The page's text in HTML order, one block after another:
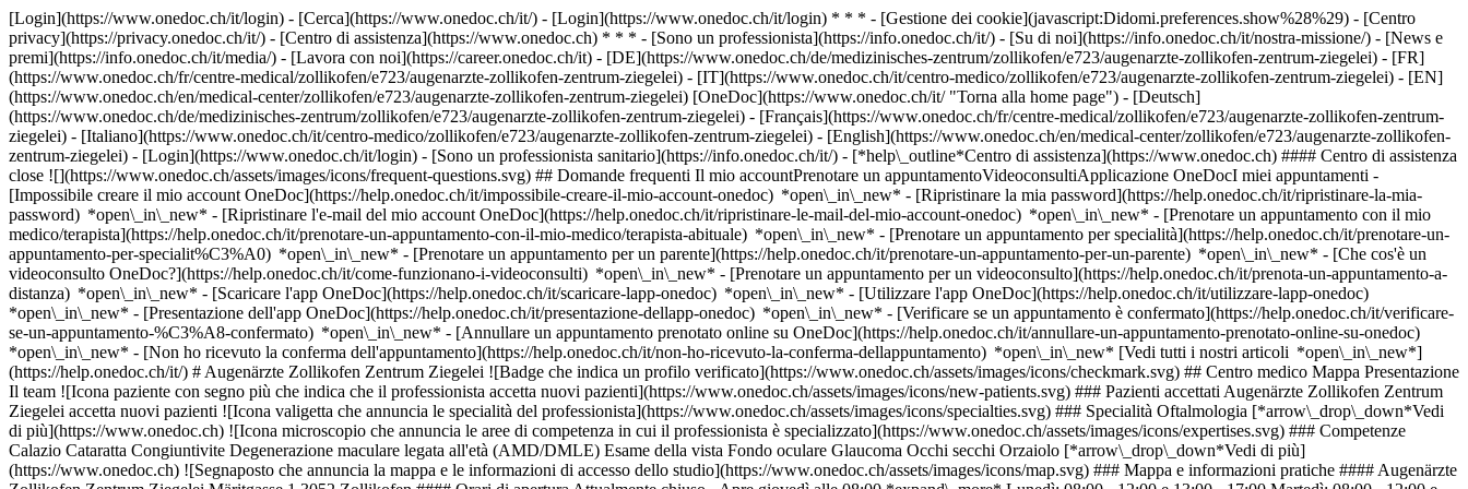
[Login](https://www.onedoc.ch/it/login) - [Cerca](https://www.onedoc.ch/it/) - [Login](https://www.onedoc.ch/it/login) * * * - [Gestione dei cookie](javascript:Didomi.preferences.show%28%29) - [Centro
privacy](https://privacy.onedoc.ch/it/) - [Centro di assistenza](https://www.onedoc.ch) * * * - [Sono un professionista](https://info.onedoc.ch/it/) - [Su di noi](https://info.onedoc.ch/it/nostra-missione/) - [News e
premi](https://info.onedoc.ch/it/media/) - [Lavora con noi](https://career.onedoc.ch/it) - [DE](https://www.onedoc.ch/de/medizinisches-zentrum/zollikofen/e723/augenarzte-zollikofen-zentrum-ziegelei) - [FR]
(https://www.onedoc.ch/fr/centre-medical/zollikofen/e723/augenarzte-zollikofen-zentrum-ziegelei) - [IT](https://www.onedoc.ch/it/centro-medico/zollikofen/e723/augenarzte-zollikofen-zentrum-ziegelei) - [EN]
(https://www.onedoc.ch/en/medical-center/zollikofen/e723/augenarzte-zollikofen-zentrum-ziegelei) [OneDoc](https://www.onedoc.ch/it/ "Torna alla home page") - [Deutsch]
(https://www.onedoc.ch/de/medizinisches-zentrum/zollikofen/e723/augenarzte-zollikofen-zentrum-ziegelei) - [Français](https://www.onedoc.ch/fr/centre-medical/zollikofen/e723/augenarzte-zollikofen-zentrum-
ziegelei) - [Italiano](https://www.onedoc.ch/it/centro-medico/zollikofen/e723/augenarzte-zollikofen-zentrum-ziegelei) - [English](https://www.onedoc.ch/en/medical-center/zollikofen/e723/augenarzte-zollikofen-
zentrum-ziegelei) - [Login](https://www.onedoc.ch/it/login) - [Sono un professionista sanitario](https://info.onedoc.ch/it/) - [*help\_outline*Centro di assistenza](https://www.onedoc.ch) #### Centro di assistenza
close ![](https://www.onedoc.ch/assets/images/icons/frequent-questions.svg) ## Domande frequenti Il mio accountPrenotare un appuntamentoVideoconsultiApplicazione OneDocI miei appuntamenti -
[Impossibile creare il mio account OneDoc](https://help.onedoc.ch/it/impossibile-creare-il-mio-account-onedoc) *open\_in\_new* - [Ripristinare la mia password](https://help.onedoc.ch/it/ripristinare-la-mia-
password) *open\_in\_new* - [Ripristinare l'e-mail del mio account OneDoc](https://help.onedoc.ch/it/ripristinare-le-mail-del-mio-account-onedoc) *open\_in\_new* - [Prenotare un appuntamento con il mio
medico/terapista](https://help.onedoc.ch/it/prenotare-un-appuntamento-con-il-mio-medico/terapista-abituale) *open\_in\_new* - [Prenotare un appuntamento per specialità](https://help.onedoc.ch/it/prenotare-un-
appuntamento-per-specialit%C3%A0) *open\_in\_new* - [Prenotare un appuntamento per un parente](https://help.onedoc.ch/it/prenotare-un-appuntamento-per-un-parente) *open\_in\_new* - [Che cos'è un
videoconsulto OneDoc?](https://help.onedoc.ch/it/come-funzionano-i-videoconsulti) *open\_in\_new* - [Prenotare un appuntamento per un videoconsulto](https://help.onedoc.ch/it/prenota-un-appuntamento-a-
distanza) *open\_in\_new* - [Scaricare l'app OneDoc](https://help.onedoc.ch/it/scaricare-lapp-onedoc) *open\_in\_new* - [Utilizzare l'app OneDoc](https://help.onedoc.ch/it/utilizzare-lapp-onedoc)
*open\_in\_new* - [Presentazione dell'app OneDoc](https://help.onedoc.ch/it/presentazione-dellapp-onedoc) *open\_in\_new* - [Verificare se un appuntamento è confermato](https://help.onedoc.ch/it/verificare-se-un-appuntamento-%C3%A8-confermato) *open\_in\_new* - [Annullare un appuntamento prenotato online su OneDoc](https://help.onedoc.ch/it/annullare-un-appuntamento-prenotato-online-su-onedoc) *open\_in\_new* - [Non ho ricevuto la conferma dell'appuntamento](https://help.onedoc.ch/it/non-ho-ricevuto-la-conferma-dellappuntamento) *open\_in\_new* [Vedi tutti i nostri articoli *open\_in\_new*](https://help.onedoc.ch/it/) # Augenärzte Zollikofen Zentrum Ziegelei ![Badge che indica un profilo verificato](https://www.onedoc.ch/assets/images/icons/checkmark.svg) ## Centro medico Mappa Presentazione Il team ![Icona paziente con segno più che indica che il professionista accetta nuovi pazienti](https://www.onedoc.ch/assets/images/icons/new-patients.svg) ### Pazienti accettati Augenärzte Zollikofen Zentrum Ziegelei accetta nuovi pazienti ![Icona valigetta che annuncia le specialità del professionista](https://www.onedoc.ch/assets/images/icons/specialties.svg) ### Specialità Oftalmologia [*arrow\_drop\_down*Vedi di più](https://www.onedoc.ch) ![Icona microscopio che annuncia le aree di competenza in cui il professionista è specializzato](https://www.onedoc.ch/assets/images/icons/expertises.svg) ### Competenze Calazio Cataratta Congiuntivite Degenerazione maculare legata all'età (AMD/DMLE) Esame della vista Fondo oculare Glaucoma Occhi secchi Orzaiolo [*arrow\_drop\_down*Vedi di più](https://www.onedoc.ch) ![Segnaposto che annuncia la mappa e le informazioni di accesso dello studio](https://www.onedoc.ch/assets/images/icons/map.svg) ### Mappa e informazioni pratiche #### Augenärzte Zollikofen Zentrum Ziegelei Märitgasse 1 3052 Zollikofen #### Orari di apertura Attualmente chiuso - Apre giovedì alle 08:00 *expand\_more* Lunedì: 08:00 - 12:00 e 13:00 - 17:00 Martedì: 08:00 - 12:00 e 13:00 - 17:00 Mercoledì: 08:00 - 12:00 e 13:00 - 17:00 Giovedì: 08:00 - 12:00 e 13:00 - 17:00 Venerdì: 08:00 - 12:00 e 13:00 - 17:00 Sabato: Chiuso Domenica: Chiuso #### Augenarzt-Praxisgemeinschaft Gutblick AG [I nostri centri oculistici](https://www.onedoc.ch/it/centri-oculistici/gcbt/augenarzt-praxisgemeinschaft-gutblick-ag "I nostri centri oculistici - Augenarzt-Praxisgemeinschaft Gutblick AG") ![Icona documento che annuncia la presentazione dello studio](https://www.onedoc.ch/assets/images/icons/presentation.svg) ### Presentazione ## Oculisti di Zollikofen – Centro Ziegelei Gli __oculisti di Zollikofen – Centro Ziegelei__ si trovano in Märitgasse 1, presso lo Ziegeleimärit a Zollikofen. Lo studio offre visite oculistiche di routine, accertamenti diagnostici e trattamenti conservativi. L’oftalmologia si occupa della prevenzione, della diagnosi e del trattamento delle patologie degli occhi, della funzione visiva, della retina e delle palpebre. L’offerta medica comprende visite e trattamenti per la cataratta, il glaucoma, la degenerazione maculare senile e le patologie della retina. Altri ambiti di competenza sono i trattamenti delle palpebre, l’oftalmologia pediatrica e la valutazione delle emergenze oculistiche. Per gli interventi chirurgici, lo studio collabora con altre sedi della rete Gutblick, in particolare con quella di Berna. La direzione medica della sede è affidata al __dott. Lorenz Kuske,__ medico specialista in oftalmologia e chirurgia oculistica FMH e FEBO, nonché medico responsabile per il glaucoma. Fanno parte del team medico anche __la dott.ssa Franziska Schwarz__, specialista in oftalmologia FEBO, e __il dott. Tjorge Maassen__, assistente in formazione. Il team è completato da ortottiste diplomate e da assistenti medici. Per la diagnostica oftalmologica sono disponibili diversi strumenti di misurazione ottica. Tra questi figurano la tomografia a coerenza ottica per l’esame della retina e le lampade a fessura per la valutazione del segmento anteriore e posteriore dell’occhio. Nella sala d’attesa sono inoltre disponibili giocattoli per i bambini. Gli ambulatori sono accessibili tramite ascensore e sono accessibili alle sedie a rotelle. Il centro commerciale Ziegeleimärit dispone di un parcheggio multipiano gratuito. La fermata RBS di Oberzollikofen si trova a circa 300 metri di distanza ed è servita dalla linea S8. Nelle vicinanze si trovano inoltre la stazione ferroviaria di Zollikofen, la fermata di Unterzollikofen e la fermata dell’autobus Zollikofen Kreuz, servita dalle linee 34, 36 e 911. Lo studio è aperto dal lunedì al venerdì dalle __08:00 alle 12:00__ e dalle __13:00 alle 17:00__. È raggiungibile telefonicamente al numero [__031 911 20 02__](tel:0319112002) e via e-mail all’indirizzo [__augenaerzte-zollikofen@hin.ch__](mailto:augenaerzte-zollikofen@hin.ch). Gli appuntamenti presso gli __oculisti di Zollikofen – Zentrum Ziegelei__ possono essere prenotati online tramite __OneDoc__. Prima dell’appuntamento, i pazienti ricevono un promemoria via SMS. Per i bambini si prega di fissare l’appuntamento telefonicamente, in modo da poter pianificare un orario di visita adeguato. [*arrow\_drop\_down*Vedi di più](https://www.onedoc.ch) [](https://assets.onedoc.ch/images/entities/e013fbf62c949af0106cd1438b602f0697c99c97cb988d786c3e7e2d59a3080a.png)[![Augenärzte Zollikofen Zentrum Ziegelei, centro medico a Zollikofen](https://assets.onedoc.ch/images/entities/2b141f0213a94d5e6a34ca1350e38b40e5f4585fde96d9da784c4083ce2e8b20-small.png "Augenärzte Zollikofen Zentrum Ziegelei, centro medico a Zollikofen")](https://assets.onedoc.ch/images/entities/2b141f0213a94d5e6a34ca1350e38b40e5f4585fde96d9da784c4083ce2e8b20.png)[![Augenärzte Zollikofen Zentrum Ziegelei, centro medico a Zollikofen](https://assets.onedoc.ch/images/entities/d2fac20440cf45d3ee14fe263e433ad906db0e8ce530c8439259ca99bb351a03-small.jpg "Augenärzte Zollikofen Zentrum Ziegelei, centro medico a Zollikofen")](https://assets.onedoc.ch/images/entities/d2fac20440cf45d3ee14fe263e433ad906db0e8ce530c8439259ca99bb351a03.jpg)[![Augenärzte Zollikofen Zentrum Ziegelei, centro medico a Zollikofen](https://assets.onedoc.ch/images/entities/0042f88a3d4d05d1ce392411d9db92db0583c5161a8cce06aa06735fbb184a64-small.jpg "Augenärzte Zollikofen Zentrum Ziegelei, centro medico a Zollikofen")](https://assets.onedoc.ch/images/entities/0042f88a3d4d05d1ce392411d9db92db0583c5161a8cce06aa06735fbb184a64.jpg)[![Augenärzte Zollikofen Zentrum Ziegelei, centro medico a Zollikofen](https://assets.onedoc.ch/images/entities/0cd6188868221f3cf7b624da07f999fc86fe32f338b11afc64ce6b50c8963c1c-small.jpg "Augenärzte Zollikofen Zentrum Ziegelei, centro medico a Zollikofen")](https://assets.onedoc.ch/images/entities/0cd6188868221f3cf7b624da07f999fc86fe32f338b11afc64ce6b50c8963c1c.jpg) ![Icona gruppo di persone che annuncia l’elenco dei professionisti sanitari dello studio](https://www.onedoc.ch/assets/images/icons/team.svg) ### Il team Oculisti [![Tjorge Maassen, oculista a Zollikofen](https://assets.onedoc.ch/images/users/174bf2f4c51598020d952fd9f4cefc8836384f408525f5c21663042452753dc9-small.jpg "Tjorge Maassen, oculista a Zollikofen") \ __Sig. Tjorge Maassen__](https://www.onedoc.ch/it/oculista/zollikofen/pc100/tjorge-maassen) [![Franziska Schwarz, oculista a Zollikofen](https://assets.onedoc.ch/images/users/f085de25ee44584f3f370fc7b0fce61fc5f17a32f00ddfad2c8c6e53247bc49d-small.jpg "Franziska Schwarz, oculista a Zollikofen") \ __Dr.ssa Franziska Schwarz__](https://www.onedoc.ch/it/oculista/zollikofen/pctwh/dr-franziska-schwarz) ![Icona nuvoletta che annuncia la sezione FAQ](https://www.onedoc.ch/assets/images/icons/faq.svg) ### FAQ *expand\_more* *keyboard\_arrow\_right* ## Qual è l'indirizzo di Augenärzte Zollikofen Zentrum Ziegelei? Augenärzte Zollikofen Zentrum Ziegelei riceve i pazienti in Märitgasse 1, 3052 Zollikofen. * * * *keyboard\_arrow\_right* ## Quali sono gli orari di apertura di Augenärzte Zollikofen Zentrum Ziegelei? Augenärzte Zollikofen Zentrum Ziegelei è aperto: - Il lunedì dalle 08:00 alle 12:00 e dalle 13:00 alle 17:00 - Il martedì dalle 08:00 alle 12:00 e dalle 13:00 alle 17:00 - Il mercoledì dalle 08:00 alle 12:00 e dalle 13:00 alle 17:00 - Il giovedì dalle 08:00 alle 12:00 e dalle 13:00 alle 17:00 - Il venerdì dalle 08:00 alle 12:00 e dalle 13:00 alle 17:00 - Il sabato chiuso - La domenica chiuso * * * *keyboard\_arrow\_right* ## Qual è il numero di telefono di Augenärzte Zollikofen Zentrum Ziegelei? Il numero di telefono di Augenärzte Zollikofen Zentrum Ziegelei è [031 911 20 02](tel:+41319112002). * * * *keyboard\_arrow\_right* ## Quali sono le specialità praticate presso Augenärzte Zollikofen Zentrum Ziegelei? Augenärzte Zollikofen Zentrum Ziegelei offre consulenze in [Oftalmologia](https://www.onedoc.ch/it/oculista/zollikofen). * * * *keyboard\_arrow\_right* ## Quali sono le aree di competenza di Augenärzte Zollikofen Zentrum Ziegelei? Le aree di competenza di Augenärzte Zollikofen Zentrum Ziegelei sono: [Calazio](https://www.onedoc.ch/it/calazio/zollikofen), [Cataratta](https://www.onedoc.ch/it/cataratta/zollikofen), [Congiuntivite](https://www.onedoc.ch/it/congiuntivite/zollikofen), [Degenerazione maculare legata all'età (AMD/DMLE)](https://www.onedoc.ch/it/degenerazione-maculare-legata-all-eta-amd-dmle/zollikofen), [Esame della vista](https://www.onedoc.ch/it/esame-della-vista/zollikofen), [Fondo oculare](https://www.onedoc.ch/it/fondo-oculare/zollikofen), [Glaucoma](https://www.onedoc.ch/it/glaucoma/zollikofen), [Occhi secchi](https://www.onedoc.ch/it/occhi-secchi/zollikofen) e [Orzaiolo](https://www.onedoc.ch/it/orzaiolo/zollikofen). * * * *keyboard\_arrow\_right* ## Augenärzte Zollikofen Zentrum Ziegelei accetta nuovi pazienti? Sì, Augenärzte Zollikofen Zentrum Ziegelei accetta nuovi pazienti. I nuovi pazienti possono prenotare facilmente gli appuntamenti online tramite OneDoc. * * * *keyboard\_arrow\_right* ## Quali sono le lingue parlate presso Augenärzte Zollikofen Zentrum Ziegelei? Augenärzte Zollik